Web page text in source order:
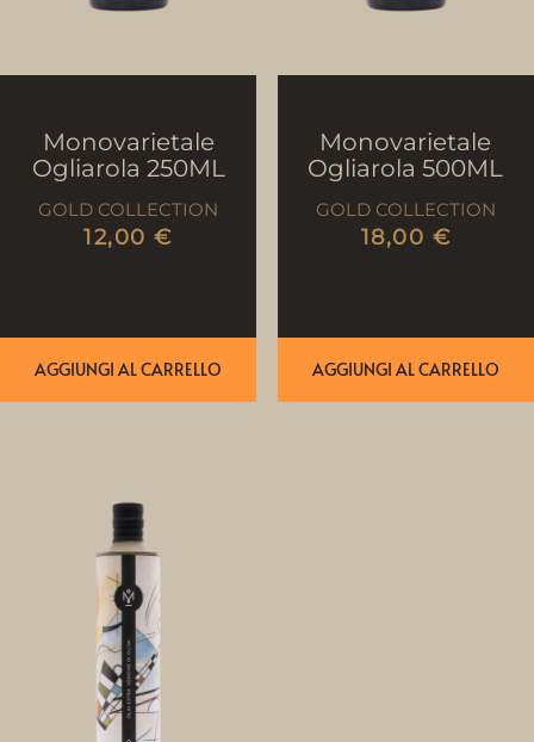
Monovarietale
Ogliarola 250ML
GOLD COLLECTION
12,00€
AGGIUNGI AL CARRELLO
Monovarietale
Ogliarola 500ML
GOLD COLLECTION
18,00 €
AGGIUNGI AL CARRELLO